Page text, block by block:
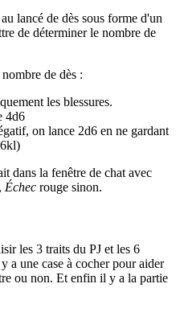
lancé de dès sous forme d'un
de déterminer le nombre de
de dès :
les blessures.
4d6
on lance 2d6 en ne gardant
dans la fenêtre de chat avec
Échec rouge sinon.
les 3 traits du PJ et les 6
a une case à cocher pour aider
ou non. Et enfin il y a la partie